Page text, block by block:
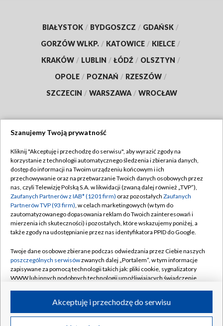
BIAŁYSTOK / BYDGOSZCZ / GDAŃSK /
GORZÓW WLKP. / KATOWICE / KIELCE /
KRAKÓW / LUBLIN / ŁÓDŹ / OLSZTYN /
OPOLE / POZNAŃ / RZESZÓW /
SZCZECIN / WARSZAWA / WROCŁAW
TVP
Abonament TVP
Emisja w TVP
Centrum informacji TVP
Naziemna Telewizja Cyfrowa
Rada Programowa
System NOS
Informacje o nadawcy
Program dla prasy
Regulamin TVP
Polityka prywatności
Moje zgody
Pomoc
Kontakt
Kanały
©2026 Telewizja Polska S.A. w likwidacji
Szanujemy Twoją prywatność
Kliknij "Akceptuję i przechodzę do serwisu", aby wyrazić zgody na
korzystanie z technologii automatycznego śledzenia i zbierania danych,
dostęp do informacji na Twoim urządzeniu końcowym i ich
przechowywanie oraz na przetwarzanie Twoich danych osobowych przez
nas, czyli Telewizję Polską S.A. w likwidacji (zwaną dalej również „TVP”),
Zaufanych Partnerów z IAB* (1201 firm) oraz pozostałych Zaufanych
Partnerów TVP (93 firm), w celach marketingowych (w tym do
zautomatyzowanego dopasowania reklam do Twoich zainteresowań i
mierzenia ich skuteczności) i pozostałych, które wskazujemy poniżej, a
także zgody na udostępnianie przez nas identyfikatora PPID do Google.
Twoje dane osobowe zbierane podczas odwiedzania przez Ciebie naszych
poszczególnych serwisówzwanych dalej „Portalem”, w tym informacje
zapisywane za pomocą technologii takich jak: pliki cookie, sygnalizatory
WWW lub innych podobnych technologii umożliwiających świadczenie
ruchu w Internecie.
Twoje dane osobowe zbierane podczas odwiedzania przez Ciebie
Akceptuję i przechodzę do serwisu